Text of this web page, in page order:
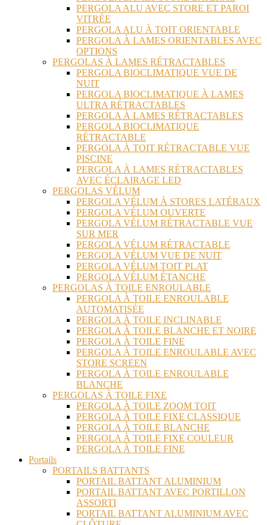
PERGOLA ALU AVEC STORE ET PAROI
VITRÉE
PERGOLA ALU À TOIT ORIENTABLE
PERGOLA À LAMES ORIENTABLES AVEC
OPTIONS
PERGOLAS À LAMES RÉTRACTABLES
PERGOLA BIOCLIMATIQUE VUE DE
NUIT
PERGOLA BIOCLIMATIQUE À LAMES
ULTRA RÉTRACTABLES
PERGOLA À LAMES RÉTRACTABLES
PERGOLA BIOCLIMATIQUE
RÉTRACTABLE
PERGOLA À TOIT RÉTRACTABLE VUE
PISCINE
PERGOLA À LAMES RÉTRACTABLES
AVEC ÉCLAIRAGE LED
PERGOLAS VÉLUM
PERGOLA VÉLUM À STORES LATÉRAUX
PERGOLA VÉLUM OUVERTE
PERGOLA VÉLUM RÉTRACTABLE VUE
SUR MER
PERGOLA VÉLUM RÉTRACTABLE
PERGOLA VÉLUM VUE DE NUIT
PERGOLA VÉLUM TOIT PLAT
PERGOLA VÉLUM ÉTANCHE
PERGOLAS À TOILE ENROULABLE
PERGOLA À TOILE ENROULABLE
AUTOMATISÉE
PERGOLA À TOILE INCLINABLE
PERGOLA À TOILE BLANCHE ET NOIRE
PERGOLA À TOILE FINE
PERGOLA À TOILE ENROULABLE AVEC
STORE SCREEN
PERGOLA À TOILE ENROULABLE
BLANCHE
PERGOLAS À TOILE FIXE
PERGOLA À TOILE ZOOM TOIT
PERGOLA À TOILE FIXE CLASSIQUE
PERGOLA À TOILE BLANCHE
PERGOLA À TOILE FIXE COULEUR
PERGOLA À TOILE FINE
Portails
PORTAILS BATTANTS
PORTAIL BATTANT ALUMINIUM
PORTAIL BATTANT AVEC PORTILLON
ASSORTI
PORTAIL BATTANT ALUMINIUM AVEC